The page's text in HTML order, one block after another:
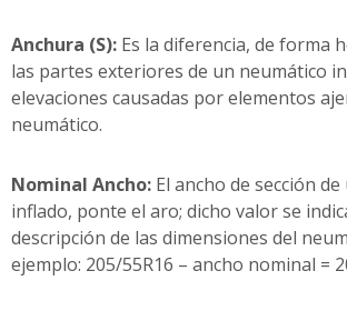
Anchura (S): Es la diferencia, de forma
las partes exteriores de un neumático
elevaciones causadas por elementos
neumático.
Nominal Ancho: El ancho de sección
inflado, ponte el aro; dicho valor se
descripción de las dimensiones del
ejemplo: 205/55R16 – ancho nominal =